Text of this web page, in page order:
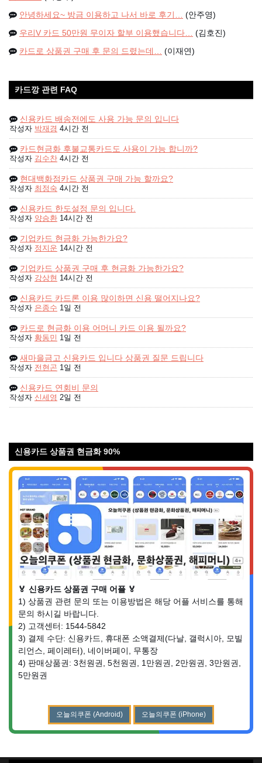
안녕하세요~ 방금 이용하고 나서 바로 후기… (안주영)
우리V 카드 50만원 무이자 할부 이용했습니다… (김호진)
카드로 상품권 구매 후 문의 드렸는데… (이재연)
카드깡 관련 FAQ
신용카드 배송전에도 사용 가능 문의 입니다
작성자 박재경 4시간 전
카드현금화 후불교통카드도 사용이 가능 합니까?
작성자 김수찬 4시간 전
현대백화점카드 상품권 구매 가능 할까요?
작성자 최정숙 4시간 전
신용카드 한도설정 문의 입니다.
작성자 양승환 14시간 전
기업카드 현금화 가능한가요?
작성자 정지운 14시간 전
기업카드 상품권 구매 후 현금화 가능한가요?
작성자 강상현 14시간 전
신용카드 카드론 이용 많이하면 신용 떨어지나요?
작성자 은종수 1일 전
카드로 현금화 이용 어머니 카드 이용 될까요?
작성자 황동민 1일 전
새마을금고 신용카드 입니다 상품권 질문 드립니다
작성자 전현곤 1일 전
신용카드 연회비 문의
작성자 신세영 2일 전
신용카드 상품권 현금화 90%
🏅 신용카드 상품권 구매 어플 🏅
1) 상품권 관련 문의 또는 이용방법은 해당 어플 서비스를 통해
문의 하시길 바랍니다.
2) 고객센터: 1544-5842
3) 결제 수단: 신용카드, 휴대폰 소액결제(다날, 갤럭시아, 모빌
리언스, 페이레터), 네이버페이, 무통장
4) 판매상품권: 3천원권, 5천원권, 1만원권, 2만원권, 3만원권,
5만원권
오늘의쿠폰 (Android) 오늘의쿠폰 (iPhone)